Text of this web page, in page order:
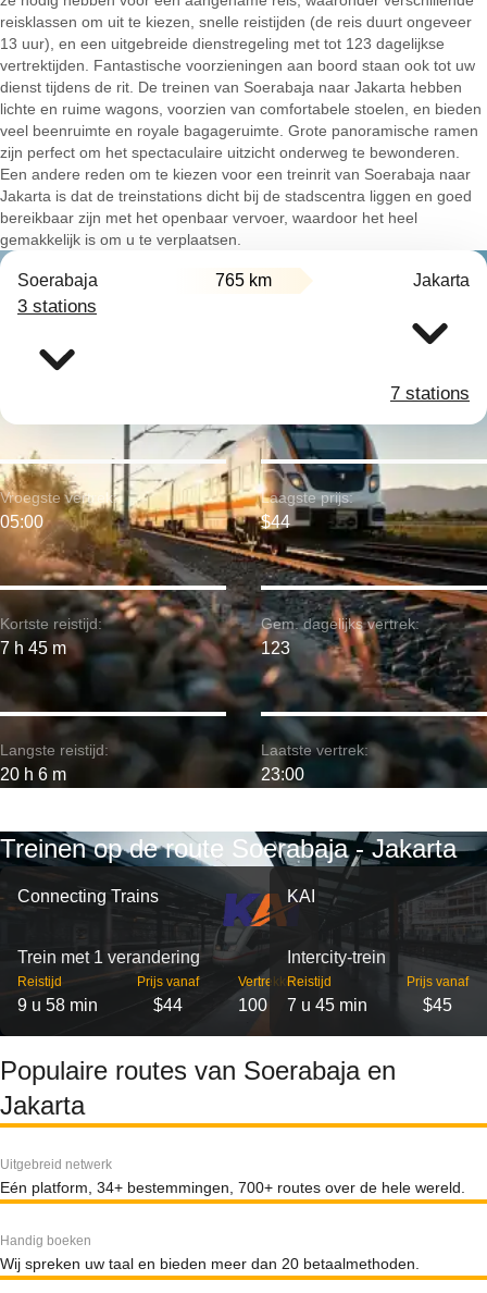
reisklassen om uit te kiezen, snelle reistijden (de reis duurt ongeveer
13 uur), en een uitgebreide dienstregeling met tot 123 dagelijkse
vertrektijden. Fantastische voorzieningen aan boord staan ook tot uw
dienst tijdens de rit. De treinen van Soerabaja naar Jakarta hebben
lichte en ruime wagons, voorzien van comfortabele stoelen, en bieden
veel beenruimte en royale bagageruimte. Grote panoramische ramen
zijn perfect om het spectaculaire uitzicht onderweg te bewonderen.
Een andere reden om te kiezen voor een treinrit van Soerabaja naar
Jakarta is dat de treinstations dicht bij de stadscentra liggen en goed
bereikbaar zijn met het openbaar vervoer, waardoor het heel
gemakkelijk is om u te verplaatsen.
Soerabaja 765 km Jakarta
3 stations
7 stations
Kortste reistijd:
7 h 45 m
Vroegste vertrek:
05:00
Langste reistijd:
20 h 6 m
Laagste prijs:
$44
Gem. dagelijks vertrek:
123
Laatste vertrek:
23:00
Treinen op de route Soerabaja - Jakarta
Connecting Trains
Trein met 1 verandering
Reistijd
9 u 58 min
Prijs vanaf
$44
Vertrekken
100
KAI
Intercity-trein
Reistijd
7 u 45 min
Prijs vanaf
$45
Populaire routes van Soerabaja en
Jakarta
Uitgebreid netwerk
Eén platform, 34+ bestemmingen, 700+ routes over de hele wereld.
Handig boeken
Wij spreken uw taal en bieden meer dan 20 betaalmethoden.